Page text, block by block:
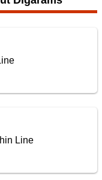
Iwaki)
配線略図
Line